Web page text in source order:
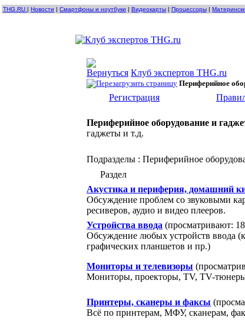
THG.RU | Новости | Смартфоны и ноутбуки | Видеокарты | Процессоры |
Клуб экспертов THG.ru
Периферийное
Регистрация
Периферийное оборудование и
гаджеты и т.д.
Подразделы: Периферийное
Раздел
Акустика и периферия, домашний
Обсуждение проблем со звуковыми
ресиверов, аудио и видео плееров.
Устройства ввода (просматривают:
Обсуждение любых устройств ввода
графических планшетов и пр.)
Мониторы и телевизоры
Мониторы, проекторы, TV, TV-
Принтеры, сканеры и факсы
Всё по принтерам, МФУ, сканерам,